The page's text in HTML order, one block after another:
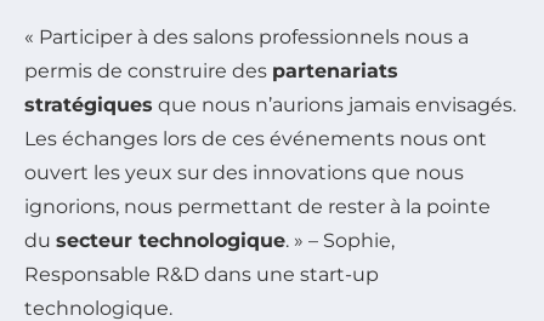
« Participer à des salons professionnels nous a
permis de construire des partenariats
stratégiques que nous n’aurions jamais envisagés.
Les échanges lors de ces événements nous ont
ouvert les yeux sur des innovations que nous
ignorions, nous permettant de rester à la pointe
du secteur technologique. » – Sophie,
Responsable R&D dans une start-up
technologique.